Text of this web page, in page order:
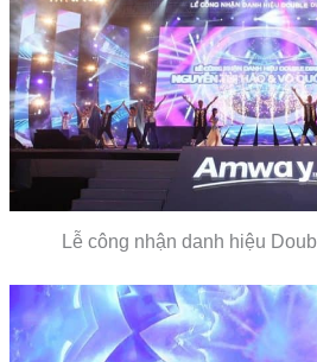
Lễ công nhận danh hiệu